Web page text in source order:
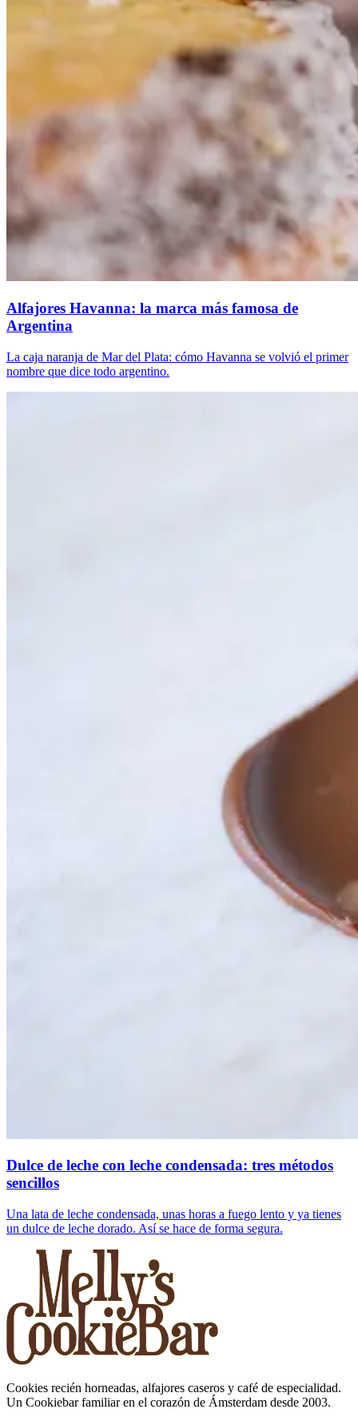
Alfajores Havanna: la marca más famosa de
Argentina
La caja naranja de Mar del Plata: cómo Havanna se volvió el primer
nombre que dice todo argentino.
Dulce de leche con leche condensada: tres métodos
sencillos
Una lata de leche condensada, unas horas a fuego lento y ya tienes
un dulce de leche dorado. Así se hace de forma segura.
Cookies recién horneadas, alfajores caseros y café de especialidad.
Un Cookiebar familiar en el corazón de Ámsterdam desde 2003.